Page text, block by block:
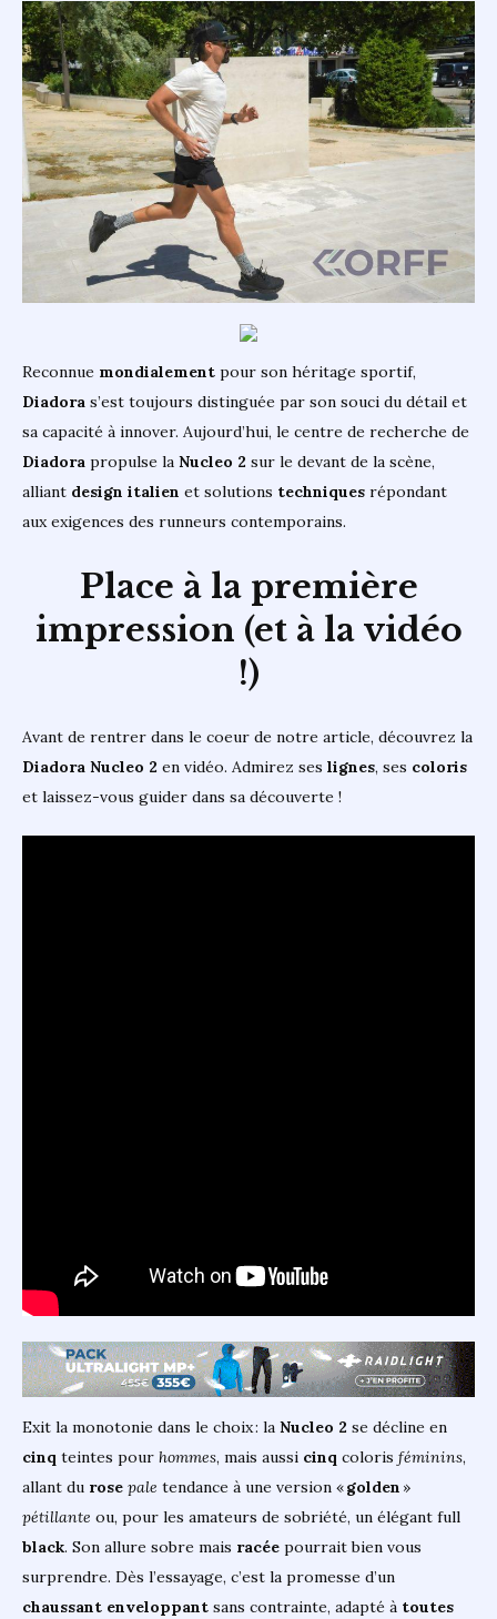
Reconnue mondialement pour son héritage sportif,
Diadora s’est toujours distinguée par son souci du détail et
sa capacité à innover. Aujourd’hui, le centre de recherche de
Diadora propulse la Nucleo 2 sur le devant de la scène,
alliant design italien et solutions techniques répondant
aux exigences des runneurs contemporains.
Place à la première
impression (et à la vidéo
!)
Avant de rentrer dans le coeur de notre article, découvrez la
Diadora Nucleo 2 en vidéo. Admirez ses lignes, ses coloris
et laissez-vous guider dans sa découverte !
Exit la monotonie dans le choix : la Nucleo 2 se décline en
cinq teintes pour hommes, mais aussi cinq coloris féminins,
allant du rose pale tendance à une version «golden »
pétillante ou, pour les amateurs de sobriété, un élégant full
black. Son allure sobre mais racée pourrait bien vous
surprendre. Dès l’essayage, c’est la promesse d’un
chaussant enveloppant sans contrainte, adapté à toutes